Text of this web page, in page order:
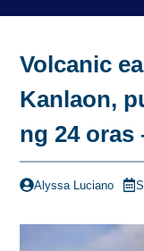
Volcanic
Kanlaon,
ng 24 oras
Alyssa Luciano